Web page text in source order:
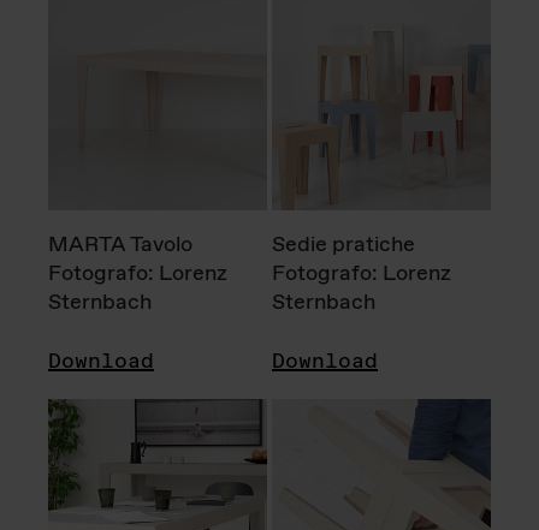
MARTA Tavolo
Fotografo: Lorenz
Sternbach
Download
Sedie pratiche
Fotografo: Lorenz
Sternbach
Download